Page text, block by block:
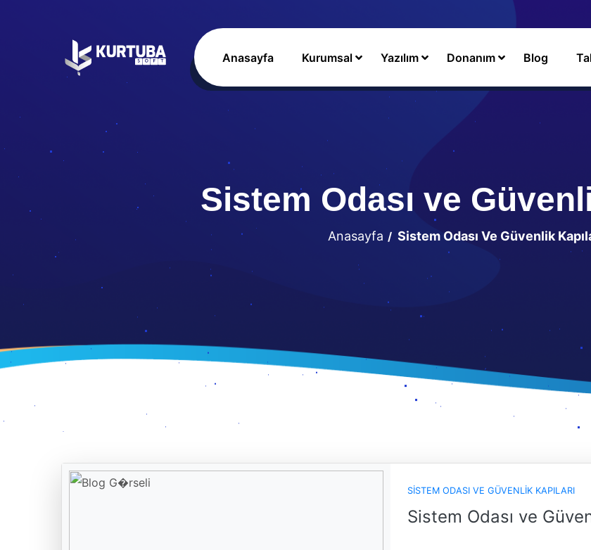
Anasayfa Kurumsal Yazılım Donanım Blog
Sistem Odası ve
Anasayfa Sistem Odası Ve Güvenlik
SISTEM ODASI VE GÜVENLIK KAPILARI
Sistem Odası ve